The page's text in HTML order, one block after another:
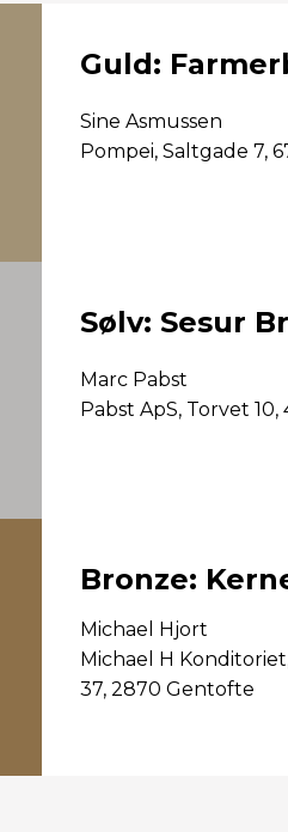
Guld:
Sine Asmussen
Pompei, Saltgade 7,
Sølv: Sesur
Marc Pabst
Pabst ApS, Torvet
Bronze:
Michael Hjort
Michael H
37, 2870 Gentofte